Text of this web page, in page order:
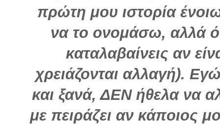
πρώτη μου ιστορία
να το ονομάσω, αλλά
καταλαβαίνεις αν
χρειάζονται αλλαγή).
και ξανά, ΔΕΝ ήθελα να
με πειράζει αν κάποιος